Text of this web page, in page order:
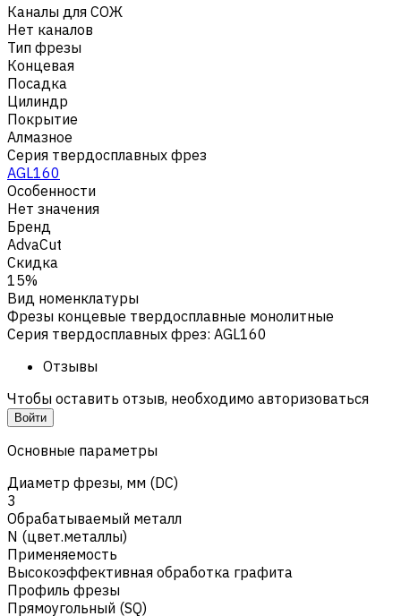
Каналы для СОЖ
Нет каналов
Тип фрезы
Концевая
Посадка
Цилиндр
Покрытие
Алмазное
Серия твердосплавных фрез
AGL160
Особенности
Нет значения
Бренд
AdvaCut
Скидка
15%
Вид номенклатуры
Фрезы концевые твердосплавные монолитные
Серия твердосплавных фрез: AGL160
Отзывы
Чтобы оставить отзыв, необходимо авторизоваться
Войти
Основные параметры
Диаметр фрезы, мм (DC)
3
Обрабатываемый металл
N (цвет.металлы)
Применяемость
Высокоэффективная обработка графита
Профиль фрезы
Прямоугольный (SQ)